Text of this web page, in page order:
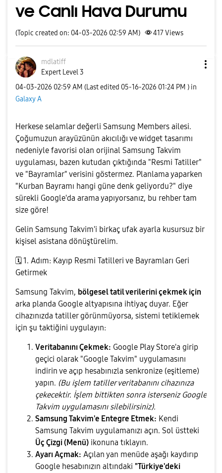
ve Canlı Hava Durumu
(Topic created on: 04-03-2026 02:59 AM) 417Views
mdlatiff
Expert Level 3
‎04-03-2026 02:59 AM (Last edited ‎05-16-2026 01:24 PM ) in
Galaxy A
Herkese selamlar değerli Samsung Members ailesi.
Çoğumuzun arayüzünün akıcılığı ve widget tasarımı
nedeniyle favorisi olan orijinal Samsung Takvim
uygulaması, bazen kutudan çıktığında "Resmi Tatiller"
ve "Bayramlar" verisini göstermez. Planlama yaparken
"Kurban Bayramı hangi güne denk geliyordu?" diye
sürekli Google'da arama yapıyorsanız, bu rehber tam
size göre!
​Gelin Samsung Takvim'i birkaç ufak ayarla kusursuz bir
kişisel asistana dönüştürelim.
🗓️ 1. Adım: Kayıp Resmi Tatilleri ve Bayramları Geri
Getirmek
​Samsung Takvim, bölgesel tatil verilerini çekmek için
arka planda Google altyapısına ihtiyaç duyar. Eğer
cihazınızda tatiller görünmüyorsa, sistemi tetiklemek
için şu taktiğini uygulayın:
Veritabanını Çekmek: Google Play Store'a girip
geçici olarak "Google Takvim" uygulamasını
indirin ve açıp hesabınızla senkronize (eşitleme)
yapın. (Bu işlem tatiller veritabanını cihazınıza
çekecektir. İşlem bittikten sonra isterseniz Google
Takvim uygulamasını silebilirsiniz).
Samsung Takvim'e Entegre Etmek: Kendi
Samsung Takvim uygulamanızı açın. Sol üstteki
Üç Çizgi (Menü) ikonuna tıklayın.
Ayarı Açmak: Açılan yan menüde aşağı kaydırıp
Google hesabınızın altındaki "Türkiye'deki